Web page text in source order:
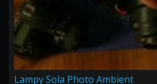
Lampy Sola Photo Ambient